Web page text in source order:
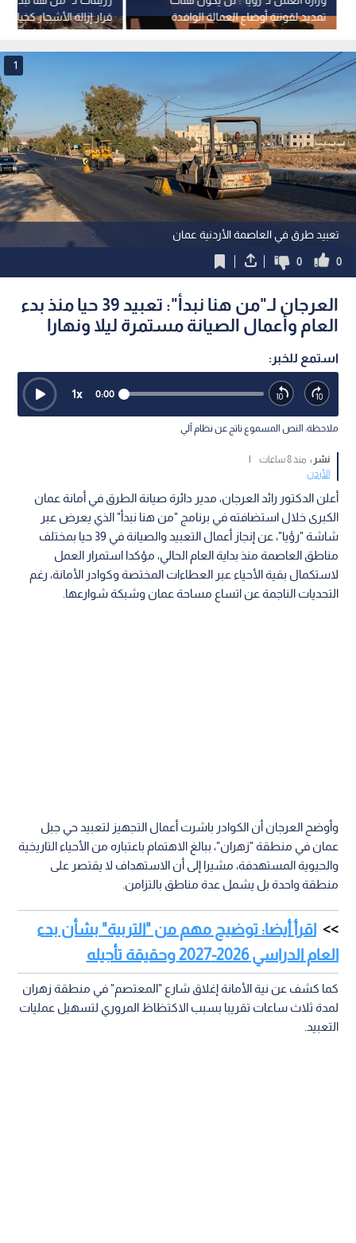
قرار إزالة الأشجار كخيار
إكمال زراعة 7 الآف دونم
تمديد لقوننة أوضاع العمالة الوافدة
إطلاقا
تعبيد طرق في العاصمة الأردنية عمان
1
0
0
العرجان لـ"من هنا نبدأ": تعبيد 39 حيا منذ بدء
العام وأعمال الصيانة مستمرة ليلا ونهارا
استمع للخبر:
0:00
1x
ملاحظة: النص المسموع ناتج عن نظام آلي
نشر : منذ 8 ساعات
|
الأردن
أعلن الدكتور رائد العرجان، مدير دائرة صيانة الطرق في أمانة عمان
الكبرى خلال استضافته في برنامج "من هنا نبدأ" الذي يعرض عبر
شاشة "رؤيا"، عن إنجاز أعمال التعبيد والصيانة في 39 حيا بمختلف
مناطق العاصمة منذ بداية العام الحالي، مؤكدا استمرار العمل
لاستكمال بقية الأحياء عبر العطاءات المختصة وكوادر الأمانة، رغم
التحديات الناجمة عن اتساع مساحة عمان وشبكة شوارعها.
وأوضح العرجان أن الكوادر باشرت أعمال التجهيز لتعبيد حي جبل
عمان في منطقة "زهران"، ببالغ الاهتمام باعتباره من الأحياء التاريخية
والحيوية المستهدفة، مشيرا إلى أن الاستهداف لا يقتصر على
منطقة واحدة بل يشمل عدة مناطق بالتزامن.
اقرأ أيضا: توضيح مهم من "التربية" بشأن بدء
العام الدراسي 2026-2027 وحقيقة تأجيله
كما كشف عن نية الأمانة إغلاق شارع "المعتصم" في منطقة زهران
لمدة ثلاث ساعات تقريبا بسبب الاكتظاظ المروري لتسهيل عمليات
التعبيد.